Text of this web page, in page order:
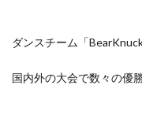
ダンスチーム「
国内外の大会で数々の優